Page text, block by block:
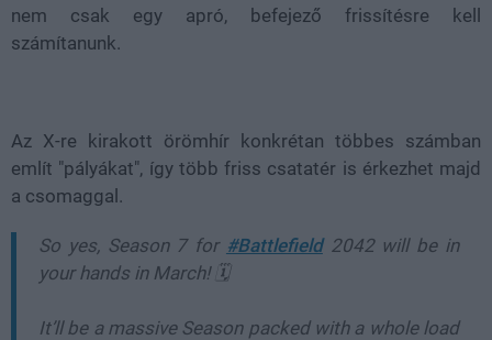
nem csak egy apró, befejező frissítésre kell
számítanunk.
Az X-re kirakott örömhír konkrétan többes számban
említ "pályákat", így több friss csatatér is érkezhet majd
a csomaggal.
So yes, Season 7 for #Battlefield2042 will be in
your hands in March! 🗓️
It’ll be a massive Season packed with a whole load